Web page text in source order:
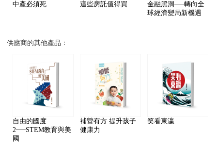
中產必須死 這些房託值得買
金融黑洞──轉向全
球經濟變局新機遇
供應商的其他產品：
自由的國度
2──STEM教育與美
國
補營有方 提升孩子
健康力
笑看東瀛